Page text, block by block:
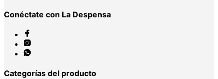
Conéctate con La Despensa
Categorías del producto